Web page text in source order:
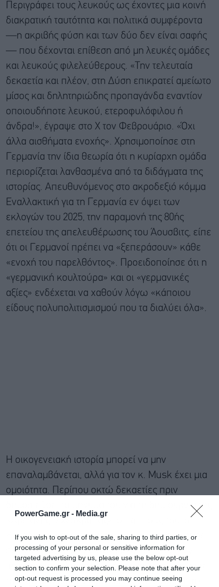
PowerGame.gr - Media.gr
If you wish to opt-out of the sale, sharing to third parties, or
processing of your personal or sensitive information for
targeted advertising by us, please use the below opt-out
section to confirm your selection. Please note that after your
opt-out request is processed you may continue seeing
Περιγράφει τους λευκούς ως έχοντες μια κοινή
διακρατική ταυτότητα και πολιτικά συμφέροντα
—η ακριβής φύση και των δύο δεν είναι σαφής
— που δέχονται επίθεση από μη λευκές ομάδες
και λευκούς φιλελεύθερους. «Την τελευταία
δεκαετία και πλέον, στη Δύση επικρατεί αμείωτο
μίσος και δηλητηριώδης προπαγάνδα εναντίον
οποιουδήποτε λευκού, ετεροφυλόφιλου ή
άνδρα!», έγραψε στο X τον Φεβρουάριο. «Όχι
άλλα αισθήματα ενοχής». Χρησιμοποίησε στη
Γερμανία την ίδια θεωρία ότι η κυρίαρχη ομάδα
περιορίζεται λανθασμένα από τα διδάγματα της
ιστορίας. Απευθυνόμενος στο ακροδεξιό κόμμα
Εναλλακτική για τη Γερμανία εν όψει των
εκλογών του 2025, την παραμονή της 80ής
επετείου της απελευθέρωσης του Άουσβιτς, είπε
ότι οι Γερμανοί πρέπει να «ξεπεράσουν» κάθε
«ενοχή του παρελθόντος». Προειδοποίησε ότι η
«γερμανική κουλτούρα» και οι «γερμανικές
αξίες» ενδέχεται να χαθούν λόγω «κάποιου
είδους πολυπολιτισμισμού που τα διαλύει όλα».
Η οικογενειακή ιστορία μπορεί να μην
επαναλαμβάνεται, αλλά για τον κ. Musk έχει μια
ομοιότητα. Περίπου οκτώ δεκαετίες πριν
δημοσιεύσει το μήνυμά του για τη δημιουργία της
Καναδός Joshua Haldeman, είχε προσχωρήσει
σε ένα κίνημα με την ονομασία Technocracy
Incorporated. Στόχος του ήταν να μεταμορφώσει
τον Καναδά και την Αμερική σε «Τεχνοκρατία»,